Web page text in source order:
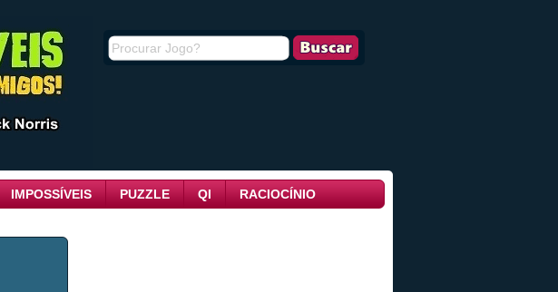
IMPOSSÍVEIS PUZZLE QI RACIOCÍNIO